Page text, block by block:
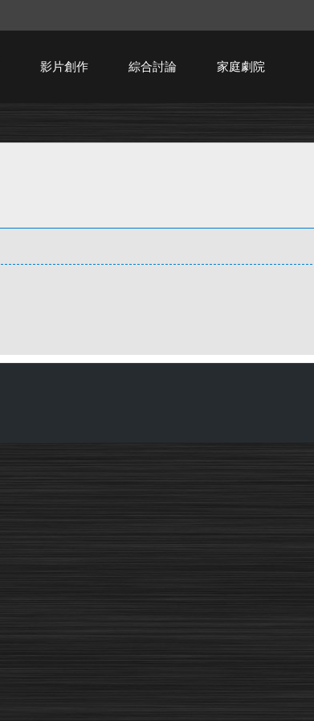
影片創作 綜合討論 家庭劇院